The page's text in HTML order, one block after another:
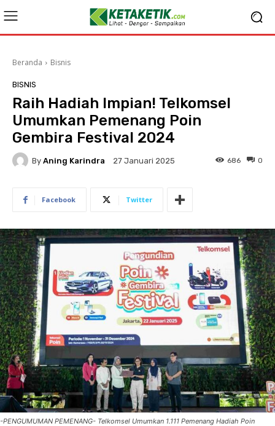
Beranda Bisnis
BISNIS
Raih Hadiah Impian! Telkomsel
Umumkan Pemenang Poin
Gembira Festival 2024
By Aning Karindra 27 Januari 2025 0
686
Facebook Twitter
-PENGUMUMAN PEMENANG- Telkomsel Umumkan 1.111 Pemenang Hadiah Poin